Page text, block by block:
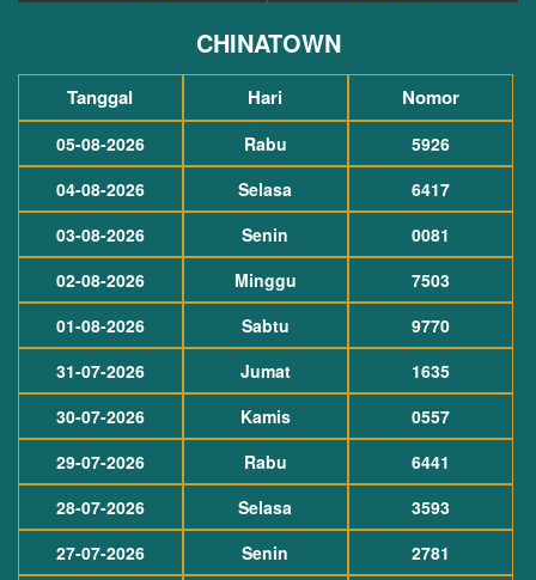
CHINATOWN
Tanggal Hari Nomor
05-08-2026 Rabu
5926
04-08-2026
Selasa
6417
03-08-2026
Senin
0081
02-08-2026
Minggu
7503
01-08-2026
Sabtu
9770
31-07-2026
Jumat
1635
30-07-2026
Kamis
0557
29-07-2026
Rabu
6441
28-07-2026
Selasa
3593
27-07-2026
Senin 2781